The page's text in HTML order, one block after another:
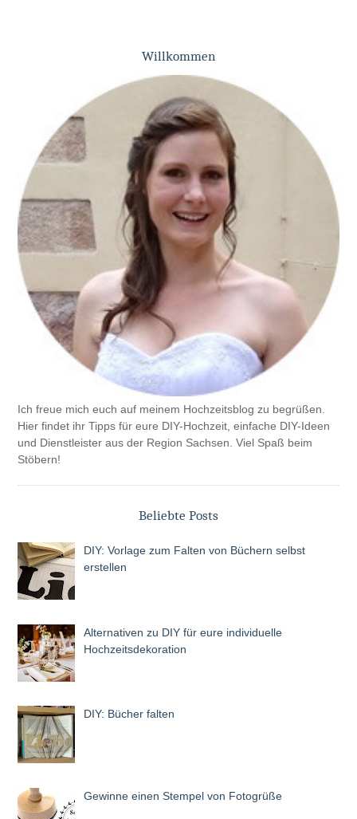
Willkommen
Ich freue mich euch auf meinem Hochzeitsblog zu begrüßen.
Hier findet ihr Tipps für eure DIY-Hochzeit, einfache DIY-Ideen
und Dienstleister aus der Region Sachsen. Viel Spaß beim
Stöbern!
Beliebte Posts
DIY: Vorlage zum Falten von Büchern selbst
erstellen
Alternativen zu DIY für eure individuelle
Hochzeitsdekoration
DIY: Bücher falten
Gewinne einen Stempel von Fotogrüße